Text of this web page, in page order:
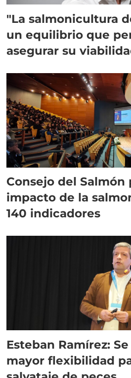
"La salmonicultura
un equilibrio que
asegurar su
Consejo del Salmón
impacto de la
140 indicadores
Esteban Ramírez:
mayor flexibilidad